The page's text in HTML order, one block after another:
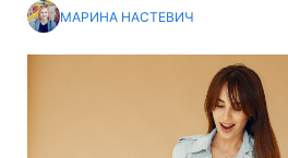
МАРИНА НАСТЕВИЧ